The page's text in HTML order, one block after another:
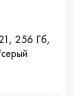
256 Гб,